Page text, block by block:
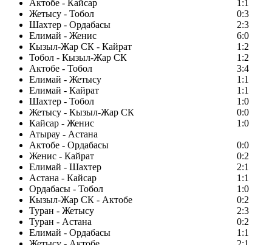
Актобе - Кайсар
1:1
Жетысу - Тобол
0:3
Шахтер - Ордабасы
2:3
Елимай - Женис
6:0
Кызыл-Жар СК - Кайрат
1:2
Тобол - Кызыл-Жар СК
1:2
Актобе - Тобол
3:4
Елимай - Жетысу
1:1
Елимай - Кайрат
1:1
Шахтер - Тобол
1:0
Жетысу - Кызыл-Жар СК
0:0
Кайсар - Женис
1:0
Атырау - Астана
Актобе - Ордабасы
0:0
Женис - Кайрат
0:2
Елимай - Шахтер
2:1
Астана - Кайсар
1:1
Ордабасы - Тобол
1:0
Кызыл-Жар СК - Актобе
0:2
Туран - Жетысу
2:3
Туран - Астана
0:2
Елимай - Ордабасы
1:1